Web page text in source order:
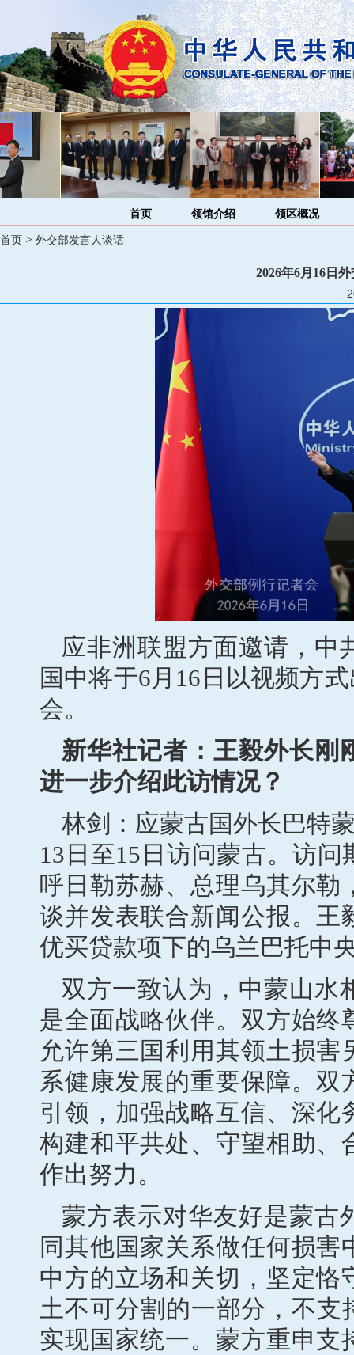
首页 领馆介绍 领区概况
首页 > 外交部发言人谈话
2026年6月16日
应非洲联盟方面邀请，中
国中将于6月16日以视频方
会。
新华社记者：王毅外长刚
进一步介绍此访情况？
林剑：应蒙古国外长巴特
13日至15日访问蒙古。访
呼日勒苏赫、总理乌其尔勒
谈并发表联合新闻公报。王
优买贷款项下的乌兰巴托中
双方一致认为，中蒙山水
是全面战略伙伴。双方始终
允许第三国利用其领土损
系健康发展的重要保障。
引领，加强战略互信、深
构建和平共处、守望相助、
作出努力。
蒙方表示对华友好是蒙古
同其他国家关系做任何损
中方的立场和关切，坚定恪
土不可分割的一部分，不支
实现国家统一。蒙方重申支